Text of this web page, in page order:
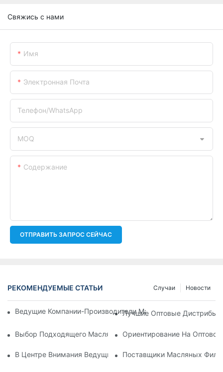
Свяжись с нами
Имя
Электронная Почта
Телефон/WhatsApp
MOQ
Содержание
ОТПРАВИТЬ ЗАПРОС СЕЙЧАС
РЕКОМЕНДУЕМЫЕ СТАТЬИ Новости
Случаи
Ведущие Компании-Производители Масляных Фильтров:
Лучшие Оптовые
Выбор Подходящего Масляного Фильтра Для Вашей
Ориентирование На
В Центре Внимания Ведущие Производители Масляных
Поставщики Масляных